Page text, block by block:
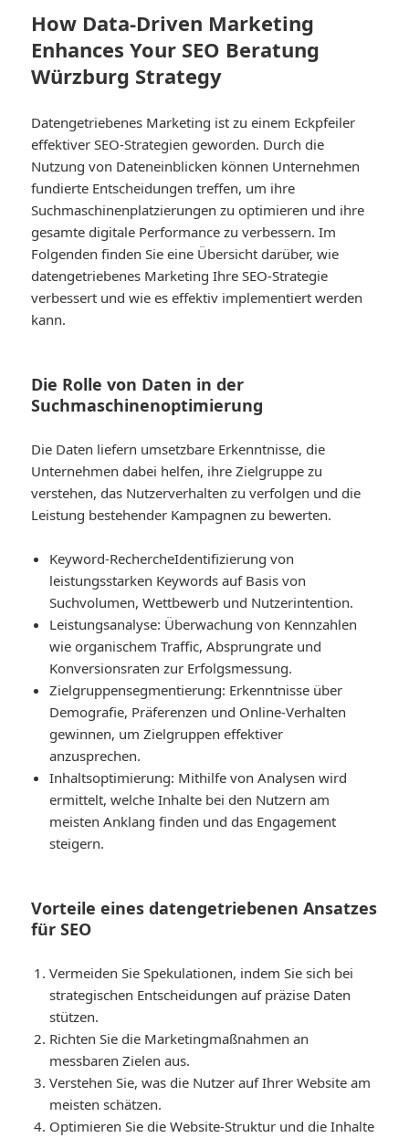
How Data-Driven Marketing
Enhances Your SEO Beratung
Würzburg Strategy
Datengetriebenes Marketing ist zu einem Eckpfeiler
effektiver SEO-Strategien geworden. Durch die
Nutzung von Dateneinblicken können Unternehmen
fundierte Entscheidungen treffen, um ihre
Suchmaschinenplatzierungen zu optimieren und ihre
gesamte digitale Performance zu verbessern. Im
Folgenden finden Sie eine Übersicht darüber, wie
datengetriebenes Marketing Ihre SEO-Strategie
verbessert und wie es effektiv implementiert werden
kann.
Die Rolle von Daten in der
Suchmaschinenoptimierung
Die Daten liefern umsetzbare Erkenntnisse, die
Unternehmen dabei helfen, ihre Zielgruppe zu
verstehen, das Nutzerverhalten zu verfolgen und die
Leistung bestehender Kampagnen zu bewerten.
Keyword-RechercheIdentifizierung von
leistungsstarken Keywords auf Basis von
Suchvolumen, Wettbewerb und Nutzerintention.
Leistungsanalyse: Überwachung von Kennzahlen
wie organischem Traffic, Absprungrate und
Konversionsraten zur Erfolgsmessung.
Zielgruppensegmentierung: Erkenntnisse über
Demografie, Präferenzen und Online-Verhalten
gewinnen, um Zielgruppen effektiver
anzusprechen.
Inhaltsoptimierung: Mithilfe von Analysen wird
ermittelt, welche Inhalte bei den Nutzern am
meisten Anklang finden und das Engagement
steigern.
Vorteile eines datengetriebenen Ansatzes
für SEO
Vermeiden Sie Spekulationen, indem Sie sich bei
strategischen Entscheidungen auf präzise Daten
stützen.
Richten Sie die Marketingmaßnahmen an
messbaren Zielen aus.
Verstehen Sie, was die Nutzer auf Ihrer Website am
meisten schätzen.
Optimieren Sie die Website-Struktur und die Inhalte